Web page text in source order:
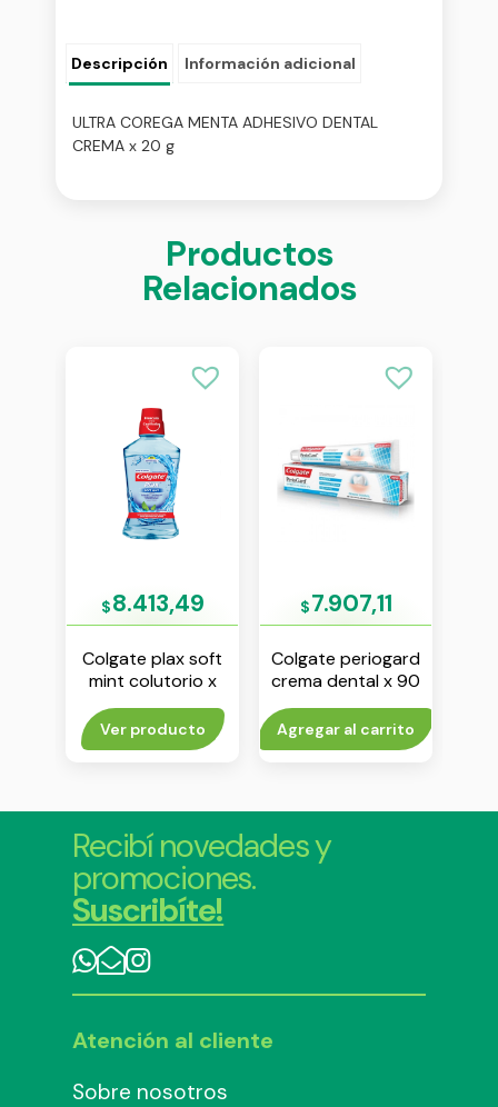
Descripción Información adicional
ULTRA COREGA MENTA ADHESIVO DENTAL
CREMA x 20 g
Productos
Relacionados
$8.413,49
Colgate plax soft
mint colutorio x
500 ml
Ver producto
$7.907,11
Colgate periogard
crema dental x 90
g
Agregar al carrito
Recibí novedades y
promociones.
Suscribíte!
Atención al cliente
Sobre nosotros